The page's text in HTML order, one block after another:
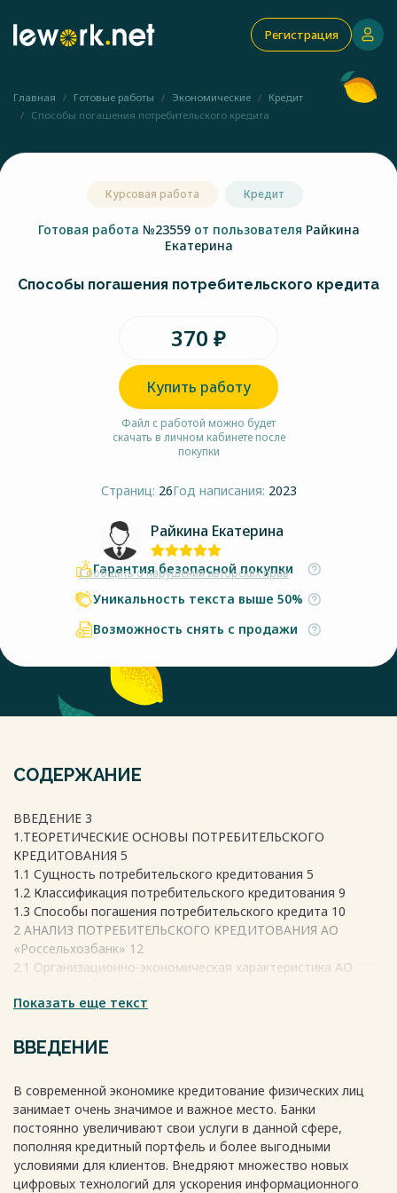
Регистрация
Главная Готовые работы Экономические
Кредит
Способы погашения потребительского кредита
Курсовая работа Кредит
Готовая работа №23559 от пользователя Райкина
Екатерина
Способы погашения потребительского кредита
370 ₽
Купить работу
Файл с работой можно будет
скачать в личном кабинете после
покупки
Страниц: 26Год написания: 2023
Райкина Екатерина
Сообщить о нарушении авторских прав
Гарантия безопасной покупки
Уникальность текста выше 50%
Возможность снять с продажи
СОДЕРЖАНИЕ
ВВЕДЕНИЕ 3
1.ТЕОРЕТИЧЕСКИЕ ОСНОВЫ ПОТРЕБИТЕЛЬСКОГО
КРЕДИТОВАНИЯ 5
1.1 Сущность потребительского кредитования 5
1.2 Классификация потребительского кредитования 9
1.3 Способы погашения потребительского кредита 10
2 АНАЛИЗ ПОТРЕБИТЕЛЬСКОГО КРЕДИТОВАНИЯ АО
«Россельхозбанк» 12
2.1 Организационно-экономическая характеристика АО
2.2 Структура и динамика кредитного портфеля АО
2.3 Расчет платежеспособности и кредитоспособности
физического лица 16
ПОТРЕБИТЕЛЬСКОГО КРЕДИТОВАНИЯ 22
3.Проблемы и перспективы развития рынка
потребительского кредитования 22
3.2 Рекомендации по развитию направлений
потребительского кредитования в АО «Россельхозбанк» 22
Показать еще текст
ВВЕДЕНИЕ
В современной экономике кредитование физических лиц
занимает очень значимое и важное место. Банки
постоянно увеличивают свои услуги в данной сфере,
пополняя кредитный портфель и более выгодными
условиями для клиентов. Внедряют множество новых
цифровых технологий для ускорения информационного